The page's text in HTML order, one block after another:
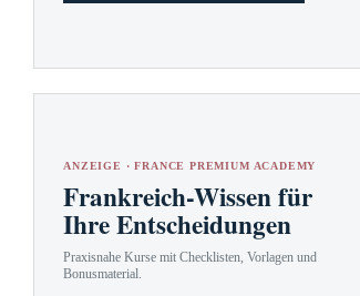
ANZEIGE · FRANCE PREMIUM ACADEMY
Frankreich-Wissen für
Ihre Entscheidungen
Praxisnahe Kurse mit Checklisten, Vorlagen und
Bonusmaterial.